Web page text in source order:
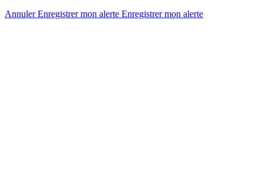
AnnulerEnregistrer mon alerte Enregistrermon alerte